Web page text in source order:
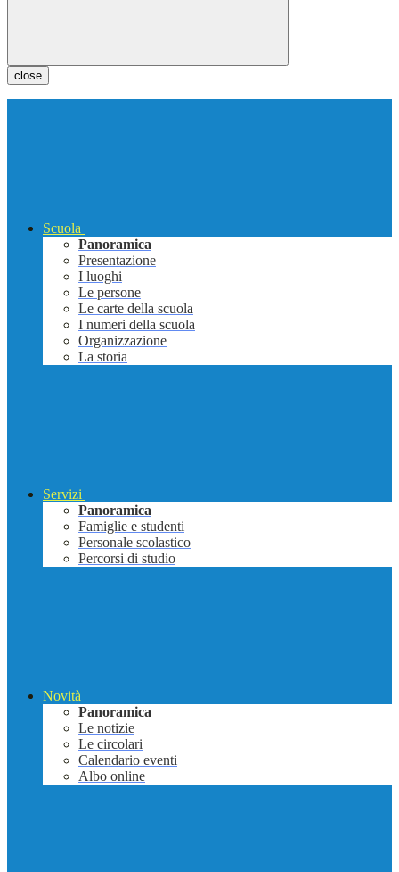
close
Scuola
Panoramica
Presentazione
I luoghi
Le persone
Le carte della scuola
I numeri della scuola
Organizzazione
La storia
Servizi
Panoramica
Famiglie e studenti
Personale scolastico
Percorsi di studio
Novità
Panoramica
Le notizie
Le circolari
Calendario eventi
Albo online